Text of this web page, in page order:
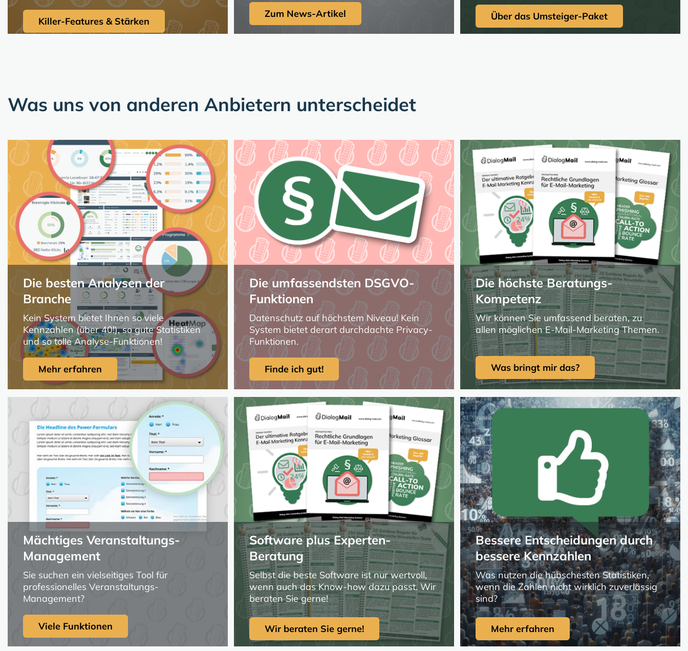
Killer-Features & Stärken
Zum News-Artikel Über das Umsteiger-Paket
Was uns von anderen Anbietern unterscheidet
Die besten Analysen der
Branche
Kein System bietet Ihnen so viele
Kennzahlen (über 40!), so gute Statistiken
und so tolle Analyse-Funktionen!
Mehr erfahren
Die umfassendsten DSGVO-
Funktionen
Datenschutz auf höchstem Niveau! Kein
System bietet derart durchdachte Privacy-
Funktionen.
Finde ich gut!
Die höchste Beratungs-
Kompetenz
Wir können Sie umfassend beraten, zu
allen möglichen E-Mail-Marketing Themen.
Was bringt mir das?
Mächtiges Veranstaltungs-
Management
Sie suchen ein vielseitiges Tool für
professionelles Veranstaltungs-
Management?
Viele Funktionen
Software plus Experten-
Beratung
Selbst die beste Software ist nur wertvoll,
wenn auch das Know-how dazu passt. Wir
beraten Sie gerne!
Wir beraten Sie gerne!
Bessere Entscheidungen durch
bessere Kennzahlen
Was nutzen die hübschesten Statistiken,
wenn die Zahlen nicht wirklich zuverlässig
sind?
Mehr erfahren